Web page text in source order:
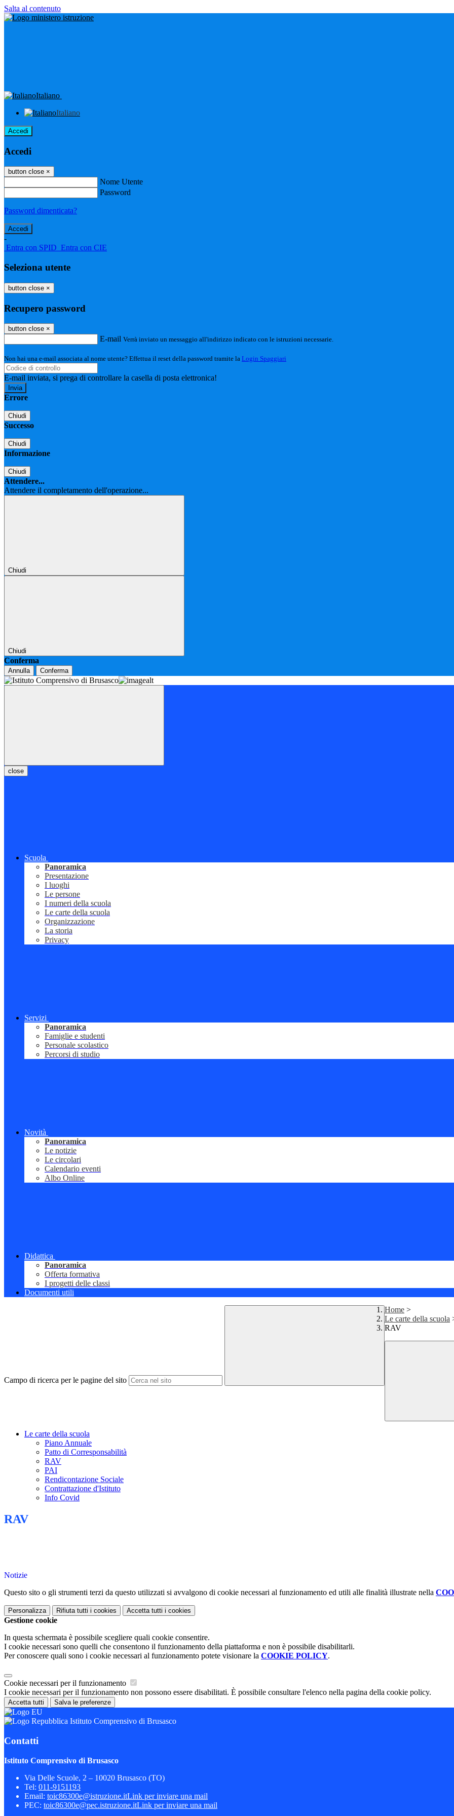
Salta al contenuto
Italiano
Italiano
Accedi
Accedi
button close ×
Nome Utente
Password
Password dimenticata?
-
Entra con SPID Entra con CIE
Seleziona utente
button close ×
Recupero password
button close ×
E-mail Verrà inviato un messaggio all'indirizzo indicato con le istruzioni necessarie.
Non hai una e-mail associata al nome utente? Effettua il reset della password tramite la Login Spaggiari
E-mail inviata, si prega di controllare la casella di posta elettronica!
Errore
Chiudi
Successo
Chiudi
Informazione
Chiudi
Attendere...
Attendere il completamento dell'operazione...
Chiudi
Chiudi
Conferma
Annulla Conferma
close
Scuola
Panoramica
Presentazione
I luoghi
Le persone
I numeri della scuola
Le carte della scuola
Organizzazione
La storia
Privacy
Servizi
Panoramica
Famiglie e studenti
Personale scolastico
Percorsi di studio
Novità
Panoramica
Le notizie
Le circolari
Calendario eventi
Albo Online
Didattica
Panoramica
Offerta formativa
I progetti delle classi
Documenti utili
Campo di ricerca per le pagine del sito
Home >
Le carte della scuola
RAV
Le carte della scuola
Piano Annuale
Patto di Corresponsabilità
RAV
PAI
Rendicontazione Sociale
Contrattazione d'Istituto
Info Covid
RAV
Notizie
Questo sito o gli strumenti terzi da questo utilizzati si avvalgono di cookie necessari al funzionamento ed utili alle finalità illustrate nella
Personalizza Rifiuta tutti i cookies Accetta tutti i cookies
Gestione cookie
In questa schermata è possibile scegliere quali cookie consentire.
I cookie necessari sono quelli che consentono il funzionamento della piattaforma e non è possibile disabilitarli.
Per conoscere quali sono i cookie necessari al funzionamento potete visionare la COOKIE POLICY.
Cookie necessari per il funzionamento
I cookie necessari per il funzionamento non possono essere disabilitati. È possibile consultare l'elenco nella pagina della cookie policy.
Accetta tutti Salva le preferenze
Istituto Comprensivo di Brusasco
Contatti
Istituto Comprensivo di Brusasco
Via Delle Scuole, 2 – 10020 Brusasco (TO)
Tel: 011-9151193
Email: toic86300e@istruzione.itLink per inviare una mail
PEC: toic86300e@pec.istruzione.itLink per inviare una mail